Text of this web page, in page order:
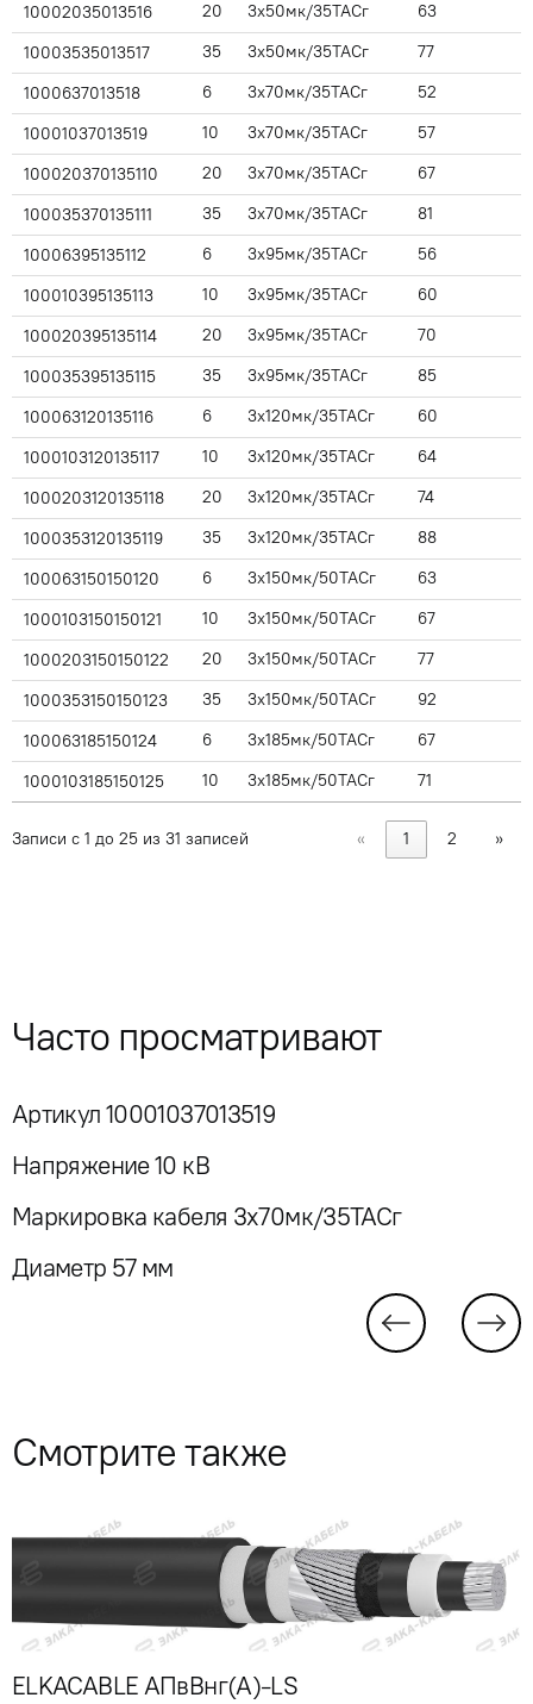
10002035013516 20 3x50мк/35ТАСг 63
10003535013517 35 3x50мк/35ТАСг 77
1000637013518 6 3x70мк/35ТАСг 52
10001037013519 10 3x70мк/35ТАСг 57
100020370135110 20 3x70мк/35ТАСг 67
100035370135111 35 3x70мк/35ТАСг 81
10006395135112 6 3x95мк/35ТАСг 56
100010395135113 10 3x95мк/35ТАСг 60
100020395135114 20 3x95мк/35ТАСг 70
100035395135115 35 3x95мк/35ТАСг 85
100063120135116 6 3x120мк/35ТАСг 60
1000103120135117 10 3x120мк/35ТАСг 64
1000203120135118 20 3x120мк/35ТАСг 74
1000353120135119 35 3x120мк/35ТАСг 88
100063150150120 6 3x150мк/50ТАСг 63
1000103150150121 10 3x150мк/50ТАСг 67
1000203150150122 20 3x150мк/50ТАСг 77
1000353150150123 35 3x150мк/50ТАСг 92
100063185150124 6 3x185мк/50ТАСг 67
1000103185150125 10 3x185мк/50ТАСг 71
Записи с 1 до 25 из 31 записей « 1 2 »
Часто просматривают
Артикул 10001037013519
Напряжение 10 кВ
Маркировка кабеля 3x70мк/35ТАСг
Диаметр 57 мм
Смотрите также
ELKACABLE АПвВнг(А)-LS